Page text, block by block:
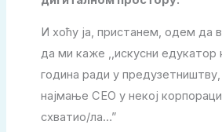
И хоћу ја, пристанем, одем да
да ми каже ,,искусни едукатор
година ради у предузетништву,
најмање СЕО у некој
схватио/ла…”